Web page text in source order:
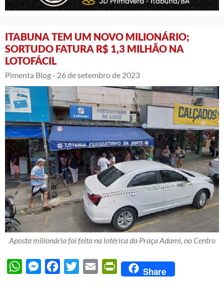
ITABUNA TEM UM NOVO MILIONÁRIO;
SORTUDO FATURA R$ 1,3 MILHÃO NA
LOTOFÁCIL
Pimenta Blog - 26 de setembro de 2023
Aposta milionária foi feita na lotérica da Praça Adami, no Centro
WhatsAppMessengerFacebook
Twitter Email PrintFriendly
Share